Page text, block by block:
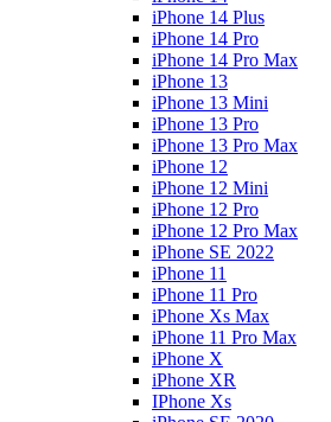
iPhone 14 Plus
iPhone 14 Pro
iPhone 14 Pro Max
iPhone 13
iPhone 13 Mini
iPhone 13 Pro
iPhone 13 Pro Max
iPhone 12
iPhone 12 Mini
iPhone 12 Pro
iPhone 12 Pro Max
iPhone SE 2022
iPhone 11
iPhone 11 Pro
iPhone Xs Max
iPhone 11 Pro Max
iPhone X
iPhone XR
IPhone Xs